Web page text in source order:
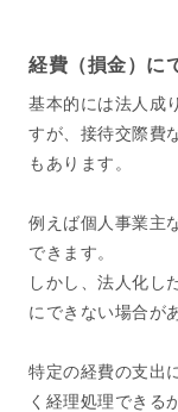
経費（損金）に
基本的には法人成
すが、接待交際費
もあります。
例えば個人事業主
できます。
しかし、法人化し
にできない場合が
特定の経費の支出
く経理処理できる